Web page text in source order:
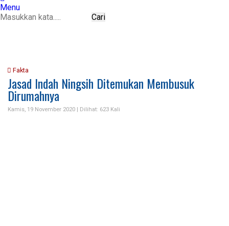
Menu
Cari
Fakta
Jasad Indah Ningsih Ditemukan Membusuk
Dirumahnya
Kamis, 19 November 2020 | Dilihat: 623 Kali